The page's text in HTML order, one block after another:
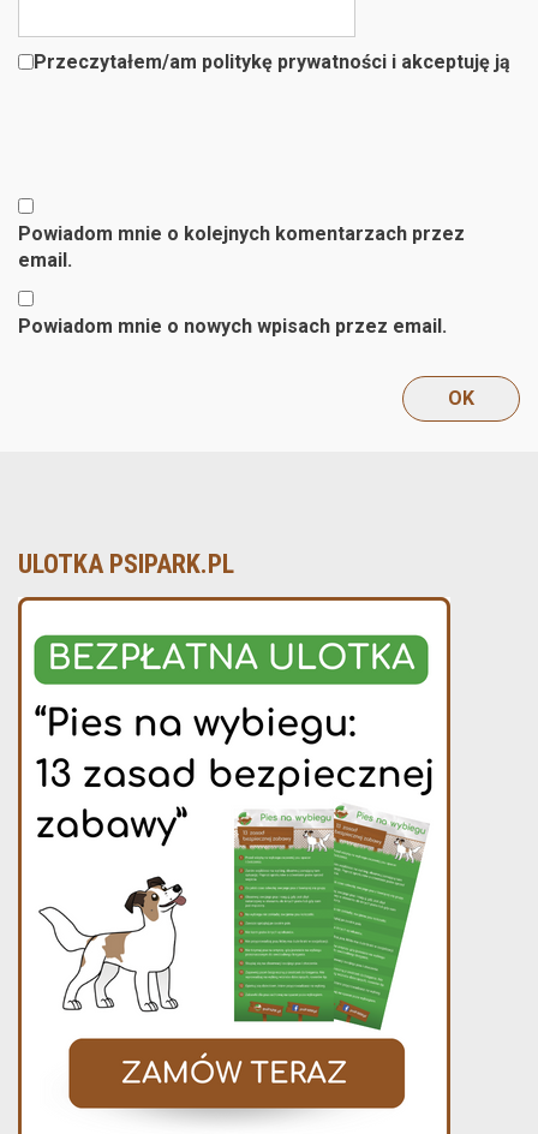
Przeczytałem/am politykę prywatności i akceptuję ją
Powiadom mnie o kolejnych komentarzach przez
email.
Powiadom mnie o nowych wpisach przez email.
ULOTKA PSIPARK.PL